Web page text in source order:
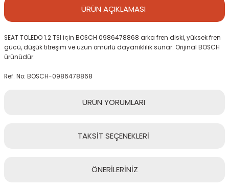
ÜRÜN AÇIKLAMASI
SEAT TOLEDO 1.2 TSI için BOSCH 0986478868 arka fren diski, yüksek fren
gücü, düşük titreşim ve uzun ömürlü dayanıklılık sunar. Orijinal BOSCH
ürünüdür.
Ref. No: BOSCH-0986478868
ÜRÜN YORUMLARI
TAKSİT SEÇENEKLERİ
ÖNERİLERİNİZ